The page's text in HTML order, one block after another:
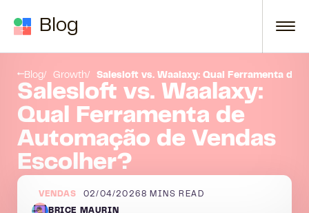
Blog
Blog Growth Salesloft vs. Waalaxy: Qual Ferramenta de
Salesloft vs. Waalaxy:
Qual Ferramenta de
Automação de Vendas
Escolher?
VENDAS 02/04/2026 8 MINS READ
BRICE MAURIN